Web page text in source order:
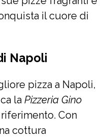
il cuore di
Napoli
pizza a Napoli,
la Pizzeria Gino
Con
cottura